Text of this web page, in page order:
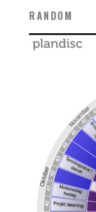
RANDOM